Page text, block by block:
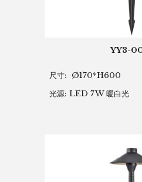
YY3-
尺寸: Ø170*H600
光源: LED 7W 暖白光